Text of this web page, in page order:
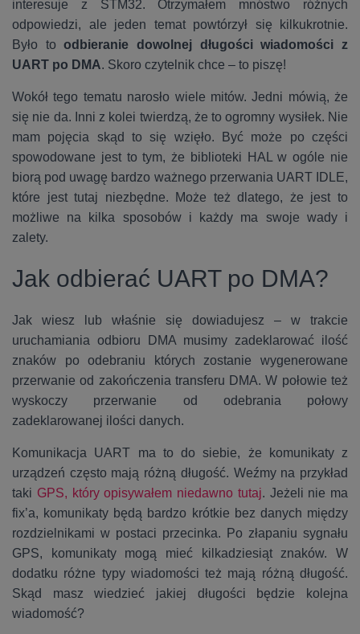
interesuje z STM32. Otrzymałem mnóstwo różnych
odpowiedzi, ale jeden temat powtórzył się kilkukrotnie.
Było toodbieranie dowolnej długości wiadomości z
UART po DMA. Skoro czytelnik chce – to piszę!
Wokół tego tematu narosło wiele mitów. Jedni mówią, że
się nie da. Inni z kolei twierdzą, że to ogromny wysiłek. Nie
mam pojęcia skąd to się wzięło. Być może po części
spowodowane jest to tym, że biblioteki HAL w ogóle nie
biorą pod uwagę bardzo ważnego przerwania UART IDLE,
które jest tutaj niezbędne. Może też dlatego, że jest to
możliwe na kilka sposobów i każdy ma swoje wady i
zalety.
Jak odbierać UART po DMA?
Jak wiesz lub właśnie się dowiadujesz – w trakcie
uruchamiania odbioru DMA musimy zadeklarować ilość
znaków po odebraniu których zostanie wygenerowane
przerwanie od zakończenia transferu DMA. W połowie też
wyskoczy przerwanie od odebrania połowy
zadeklarowanej ilości danych.
Komunikacja UART ma to do siebie, że komunikaty z
urządzeń często mają różną długość. Weźmy na przykład
taki GPS, który opisywałem niedawno tutaj. Jeżeli nie ma
fix’a, komunikaty będą bardzo krótkie bez danych między
rozdzielnikami w postaci przecinka. Po złapaniu sygnału
GPS, komunikaty mogą mieć kilkadziesiąt znaków. W
dodatku różne typy wiadomości też mają różną długość.
Skąd masz wiedzieć jakiej długości będzie kolejna
wiadomość?